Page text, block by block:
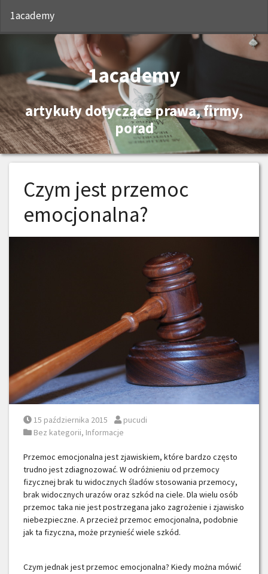
1academy
1academy
artykuły dotyczące prawa, firmy,
porad
Czym jest przemoc
emocjonalna?
Posted on
15 października 2015 Posted by
pucudi
Posted in
Bez kategorii, Informacje
Przemoc emocjonalna jest zjawiskiem, które bardzo często
trudno jest zdiagnozować. W odróżnieniu od przemocy
fizycznej brak tu widocznych śladów stosowania przemocy,
brak widocznych urazów oraz szkód na ciele. Dla wielu osób
przemoc taka nie jest postrzegana jako zagrożenie i zjawisko
niebezpieczne. A przecież przemoc emocjonalna, podobnie
jak ta fizyczna, może przynieść wiele szkód.
Czym jednak jest przemoc emocjonalna? Kiedy można mówić